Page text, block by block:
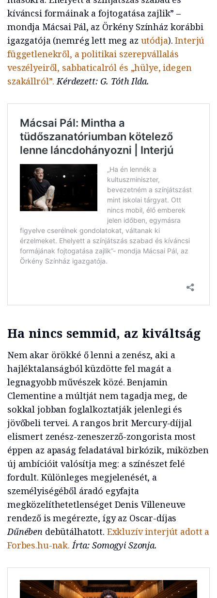
kíváncsi formáinak a fojtogatása zajlik” –
mondja Mácsai Pál, az Örkény Színház korábbi
igazgatója (nemrég lett meg az utódja).Interjú
függetlenekről, a politikai szerepvállalás
veszélyeiről, sabbaticalról és „hülye, idegen
szakállról”. Kérdezett: G. Tóth Ilda.
Ha nincs semmid, az kiváltság
Nem akar örökké ő lenni a zenész, aki a
hajléktalanságból küzdötte fel magát a
legnagyobb művészek közé. Benjamin
Clementine a múltját nem tagadja meg, de
sokkal jobban foglalkoztatják jelenlegi és
jövőbeli tervei. A rangos brit Mercury-díjjal
elismert zenész-zeneszerző-zongorista most
éppen az apaság feladatával birkózik, miközben
új ambícióit valósítja meg: a színészet felé
fordult. Különleges megjelenését, a
személyiségéből áradó egyfajta
megközelíthetetlenséget Denis Villeneuve
rendező is megérezte, így az Oscar-díjas
Dűnében debütálhatott. Exkluzív interjút adott a
Forbes.hu-nak. Írta: Somogyi Szonja.